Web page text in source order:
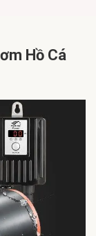
Hồ Cá